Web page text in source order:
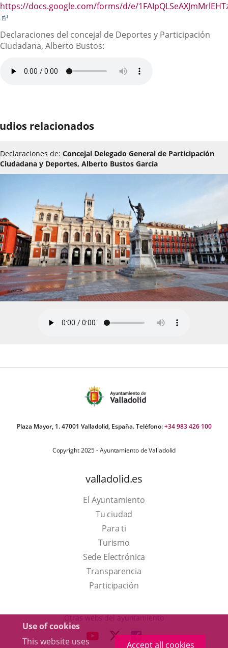
Use of cookies
This website uses
Accept all cookies
https://docs.google.com/forms/d/e/
una
aplicación
Declaraciones del concejal de Deportes y Participación
Ciudadana, Alberto Bustos:
relacionados
Declaraciones de: Concejal Delegado General de Participación
Ciudadana y Deportes, Alberto Bustos García
Plaza Mayor, 1. 47001 Valladolid, España. Teléfono:+34 983 426 100
Copyright 2025 - Ayuntamiento de Valladolid
valladolid.es
El Ayuntamiento
Tu ciudad
Para ti
TurismoThis
link
will
open
a
up
Sede Electrónica
Transparencia
Participación
Otras webs del ayuntamiento
LINK LINKLINK